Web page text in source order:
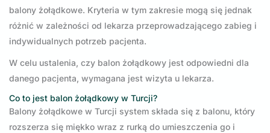
balony żołądkowe. Kryteria w tym zakresie mogą się jednak
różnić w zależności od lekarza przeprowadzającego zabieg i
indywidualnych potrzeb pacjenta.
W celu ustalenia, czy balon żołądkowy jest odpowiedni dla
danego pacjenta, wymagana jest wizyta u lekarza.
Co to jest balon żołądkowy w Turcji?
Balony żołądkowe w Turcji system składa się z balonu, który
rozszerza się miękko wraz z rurką do umieszczenia go i